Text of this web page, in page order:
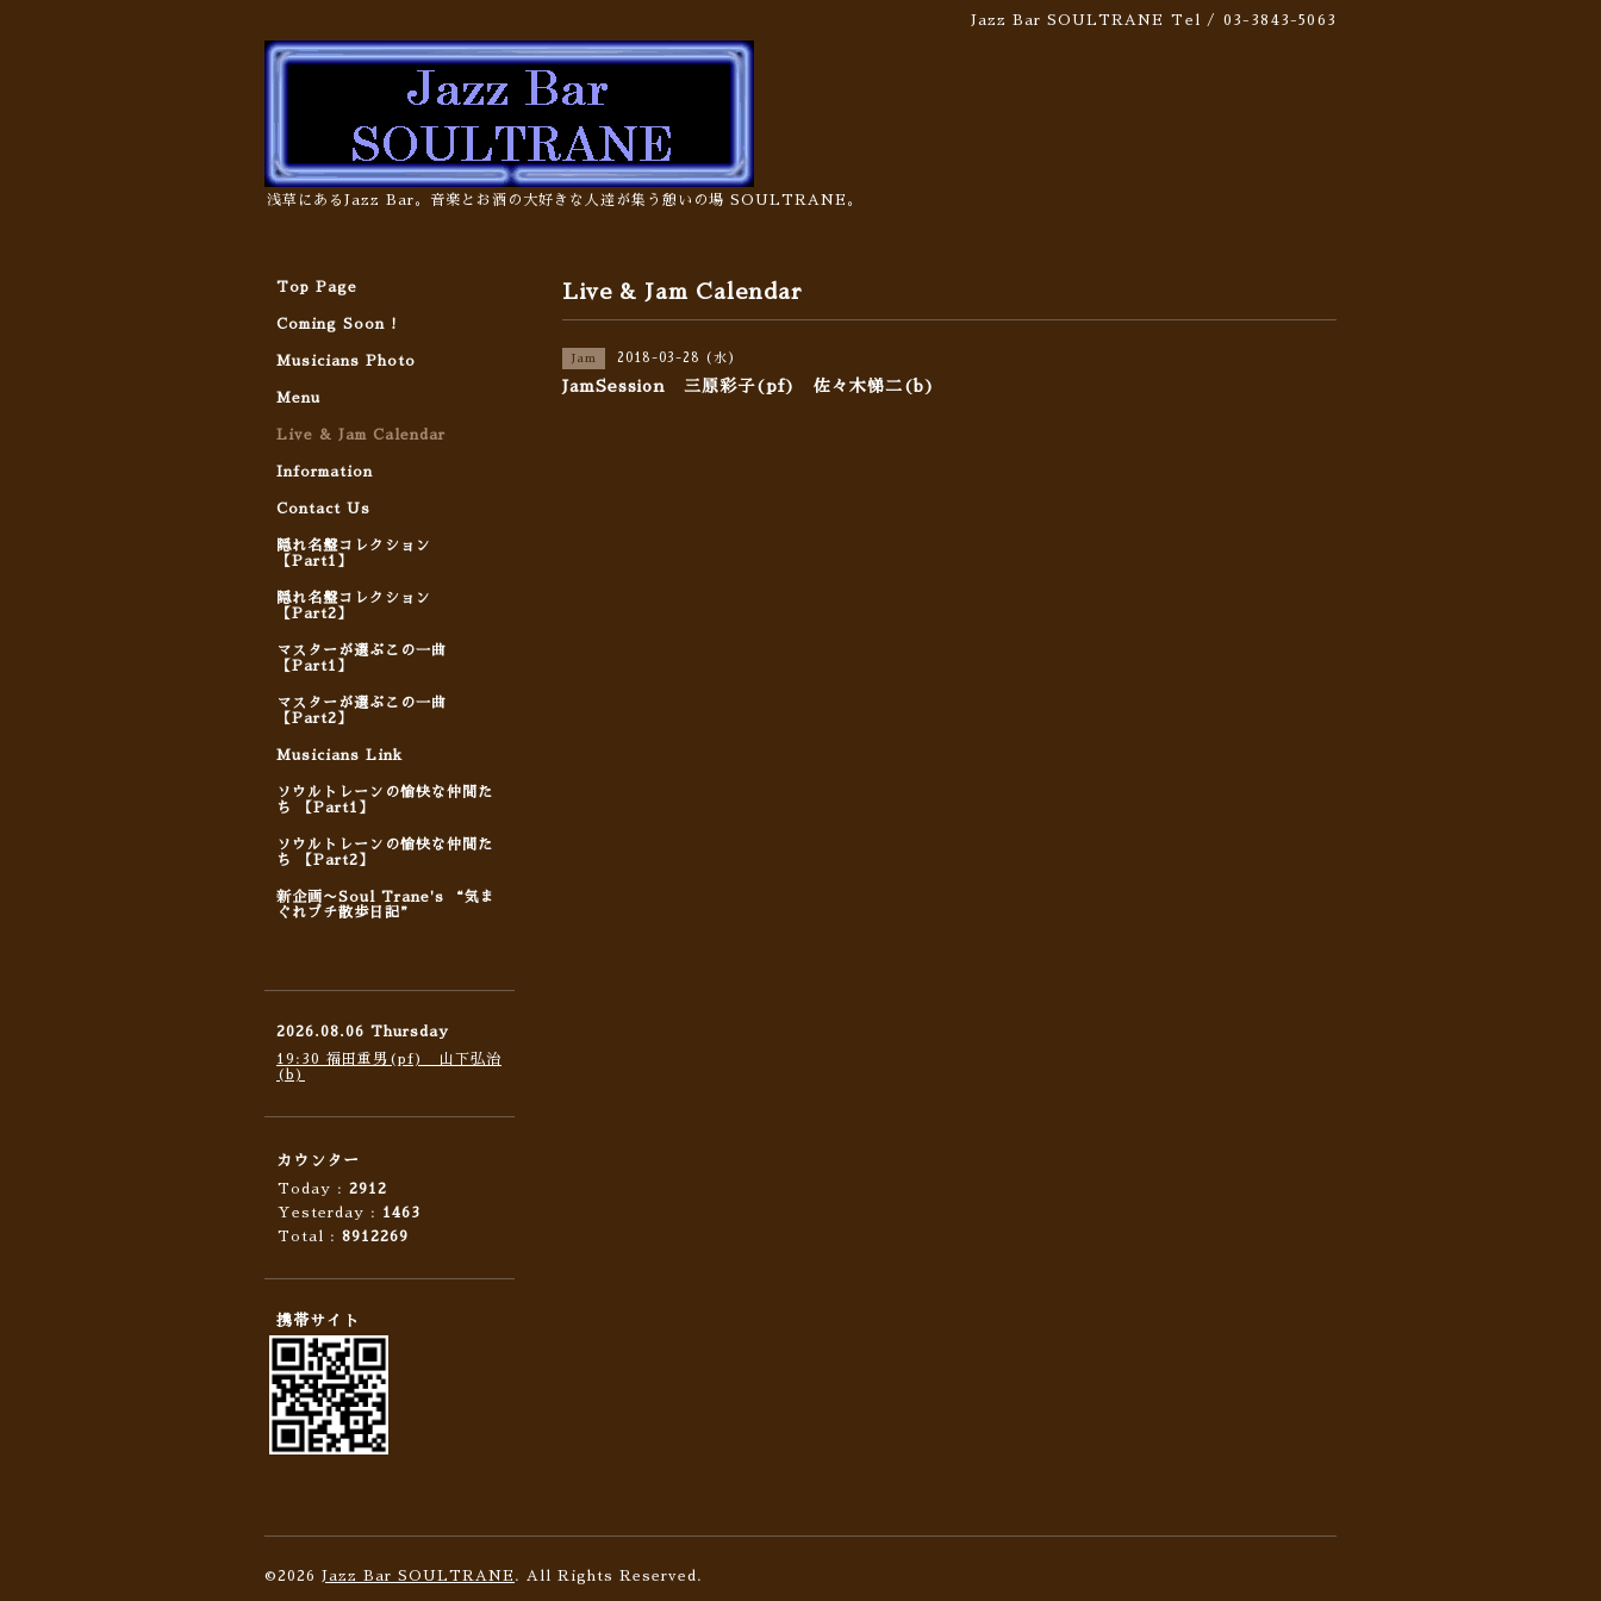
Jazz Bar SOULTRANE Tel / 03-3843-5063
浅草にあるJazz Bar。音楽とお酒の大好きな人達が集う憩いの場 SOULTRANE。
Live & Jam Calendar
Jam 2018-03-28 (水)
JamSession 三原彩子(pf) 佐々木悌二(b)
Top Page
Coming Soon !
Musicians Photo
Menu
Live & Jam Calendar
Information
Contact Us
隠れ名盤コレクション
【Part1】
隠れ名盤コレクション
【Part2】
マスターが選ぶこの一曲
【Part1】
マスターが選ぶこの一曲
【Part2】
Musicians Link
ソウルトレーンの愉快な仲間た
ち 【Part1】
ソウルトレーンの愉快な仲間た
ち 【Part2】
新企画〜Soul Trane's “気ま
ぐれプチ散歩日記”
2026.08.06 Thursday
19:30 福田重男(pf) 山下弘治
(b)
カウンター
Today : 2912
Yesterday : 1463
Total : 8912269
携帯サイト
©2026 Jazz Bar SOULTRANE . All Rights Reserved.